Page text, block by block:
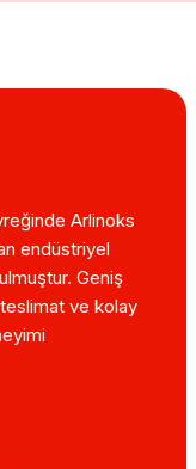
Arlinoks
endüstriyel
Geniş
ve kolay